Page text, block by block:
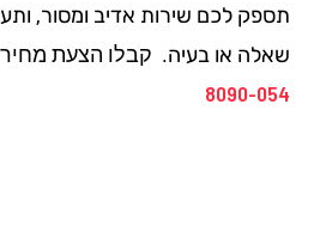
לכם שירות אדיב ומסור, ותעניק
או בעיה.קבלו הצעת מחיר
8090-